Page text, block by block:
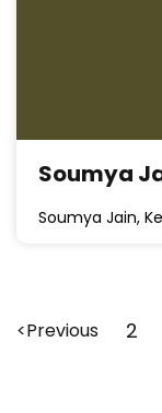
Soumya
Soumya Jain,
<Previous 2